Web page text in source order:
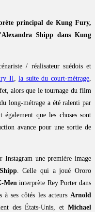
principal de Kung Fury,
Shipp dans Kung
/ réalisateur suédois et
II,la suite du court-métrage,
alors que le tournage du film
long-métrage a été ralenti par
que les choses sont
avance pour une sortie de
Instagram une première image
. Celle qui a joué Ororo
Men interprète Rey Porter dans
à ses côtés les acteurs Arnold
des États-Unis, et Michael